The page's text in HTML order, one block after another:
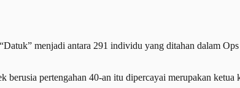
menjadi antara 291 individu yang ditahan dalam
pertengahan 40-an itu dipercayai merupakan